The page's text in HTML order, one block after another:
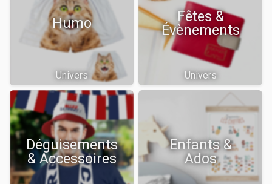
Humo
Univers
Fêtes &
Évènements
Univers
Déguisements
& Accessoires
Enfants &
Ados